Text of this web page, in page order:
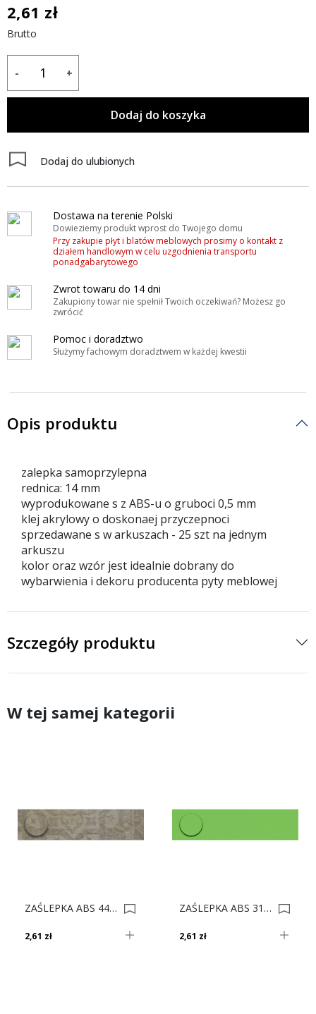
2,61 zł
Brutto
- +
Dodaj do koszyka
Dodaj do ulubionych
Dostawa na terenie Polski
Dowieziemy produkt wprost do Twojego domu
Przy zakupie płyt i blatów meblowych prosimy o kontakt z
działem handlowym w celu uzgodnienia transportu
ponadgabarytowego
Zwrot towaru do 14 dni
Zakupiony towar nie spełnił Twoich oczekiwań? Możesz go
zwrócić
Pomoc i doradztwo
Służymy fachowym doradztwem w każdej kwestii
Opis produktu
zalepka samoprzylepna
rednica: 14 mm
wyprodukowane s z ABS-u o gruboci 0,5 mm
klej akrylowy o doskonaej przyczepnoci
sprzedawane s w arkuszach - 25 szt na jednym
arkuszu
kolor oraz wzór jest idealnie dobrany do
wybarwienia i dekoru producenta pyty meblowej
Szczegóły produktu
W tej samej kategorii
ZAŚLEPKA ABS 4415 Neapolis Jasny *** 0017353
2,61 zł
ZAŚLEPKA ABS 3112 Zielony Limonka *** 0000728
2,61 zł